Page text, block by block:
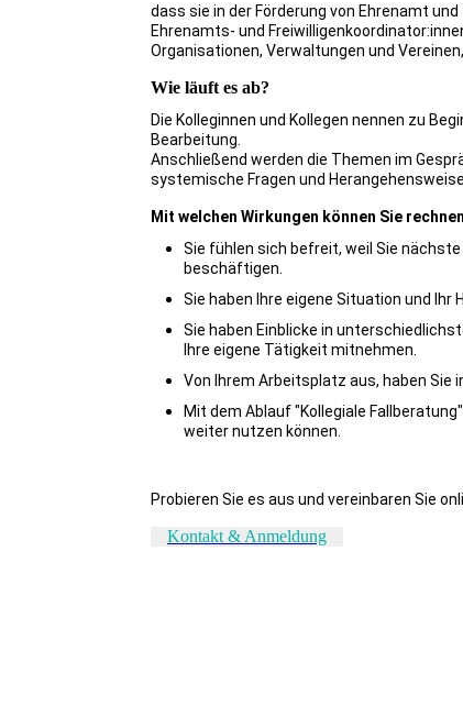
dass sie in der Förderung von Ehrenamt
Ehrenamts- und
Organisationen, Verwaltungen und
Wie läuft es ab?
Die Kolleginnen und Kollegen nennen zu
Bearbeitung.
Anschließend werden die Themen im
systemische Fragen und
Mit welchen Wirkungen können Sie
Sie fühlen sich befreit, weil Sie
beschäftigen.
Sie haben Ihre eigene Situation und
Sie haben Einblicke in
Ihre eigene Tätigkeit mitnehmen.
Von Ihrem Arbeitsplatz aus, haben
Mit dem Ablauf "Kollegiale
weiter nutzen können.
Probieren Sie es aus und vereinbaren
Kontakt & Anmeldung